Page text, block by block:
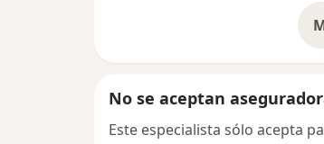
No se aceptan
Este especialista sólo acepta